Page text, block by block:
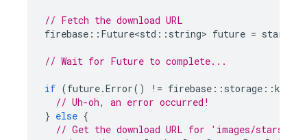
// Fetch the download URL
firebase :: Future<std :: string> future =
// Wait for Future to complete...
if (future.Error() != firebase :: storage ::
// Uh-oh, an error occurred!
} else {
// Get the download URL for 'images/